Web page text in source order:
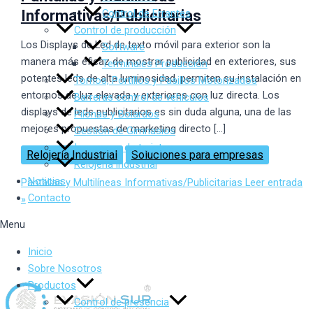
Control de Errantes
Control de producción
Software
Terminales Producción
Tornos, Portillos y Pasillos Motorizados
Barreras control de vehículos
Pilonas y Bolardos
Gestión de Gimnasios
Impresora de tarjetas
Relojería industrial
Noticias
Contacto
Menu
Inicio
Sobre Nosotros
Productos
Control de presencia
Informativas/Publicitarias
Los Displays de Led de texto móvil para exterior son la
manera más eficaz de mostrar publicidad en exteriores, sus
potentes leds de alta luminosidad, permiten su instalación en
entornos de luz elevada y exteriores con luz directa. Los
displays de leds publicitarios es sin duda alguna, una de las
mejores propuestas de marketing directo […]
Relojería Industrial Soluciones para empresas
Pantallas y Multilíneas Informativas/Publicitarias Leer entrada
»